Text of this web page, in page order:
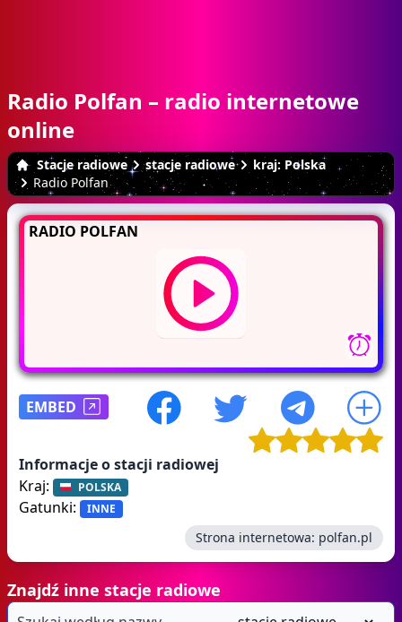
Radio Polfan – radio internetowe
online
Stacje radiowe stacje radiowe
kraj: Polska
Radio Polfan
RADIO POLFAN
EMBED
Informacje o stacji radiowej
Kraj:
POLSKA
Gatunki: INNE
Strona internetowa: polfan.pl
Znajdź inne stacje radiowe